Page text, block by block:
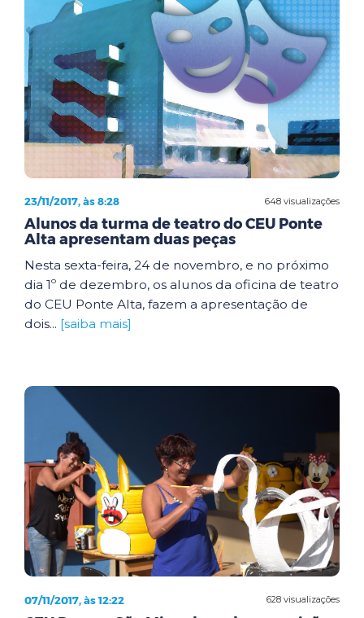
648 visualizações
23/11/2017, às 8:28
Alunos da turma de teatro do CEU Ponte
Alta apresentam duas peças
Nesta sexta-feira, 24 de novembro, e no próximo
dia 1º de dezembro, os alunos da oficina de teatro
do CEU Ponte Alta, fazem a apresentação de
dois... [saiba mais]
628 visualizações
07/11/2017, às 12:22